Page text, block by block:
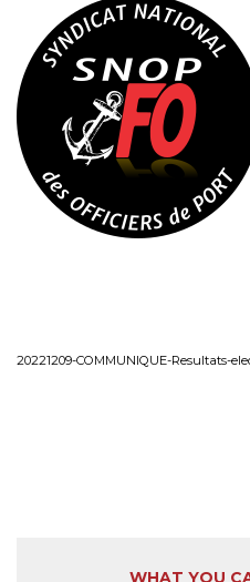
20221209-COMMUNIQUE-Resultats-
WHAT YOU